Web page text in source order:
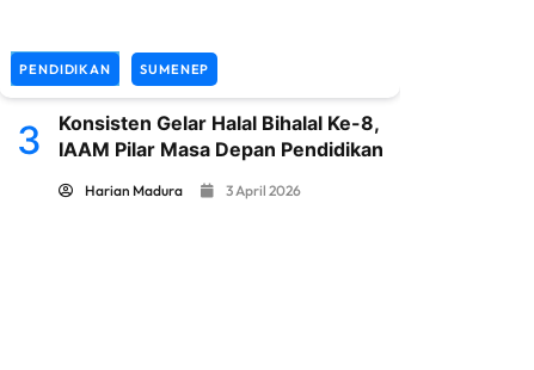
PENDIDIKAN SUMENEP
3
Konsisten Gelar Halal Bihalal Ke-8,
IAAM Pilar Masa Depan Pendidikan
Harian Madura 3 April 2026